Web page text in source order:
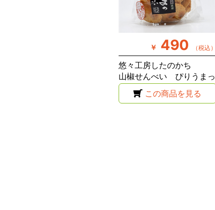
￥ 490 （税込）
悠々工房したのかち
山椒せんべい ぴりうまっ
この商品を見る